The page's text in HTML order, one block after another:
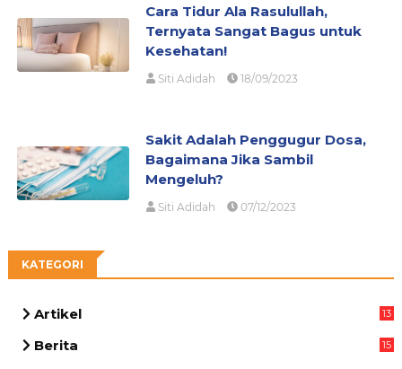
Cara Tidur Ala Rasulullah,
Ternyata Sangat Bagus untuk
Kesehatan!
Siti Adidah 18/09/2023
Sakit Adalah Penggugur Dosa,
Bagaimana Jika Sambil
Mengeluh?
Siti Adidah 07/12/2023
KATEGORI
Artikel
13
Berita
15